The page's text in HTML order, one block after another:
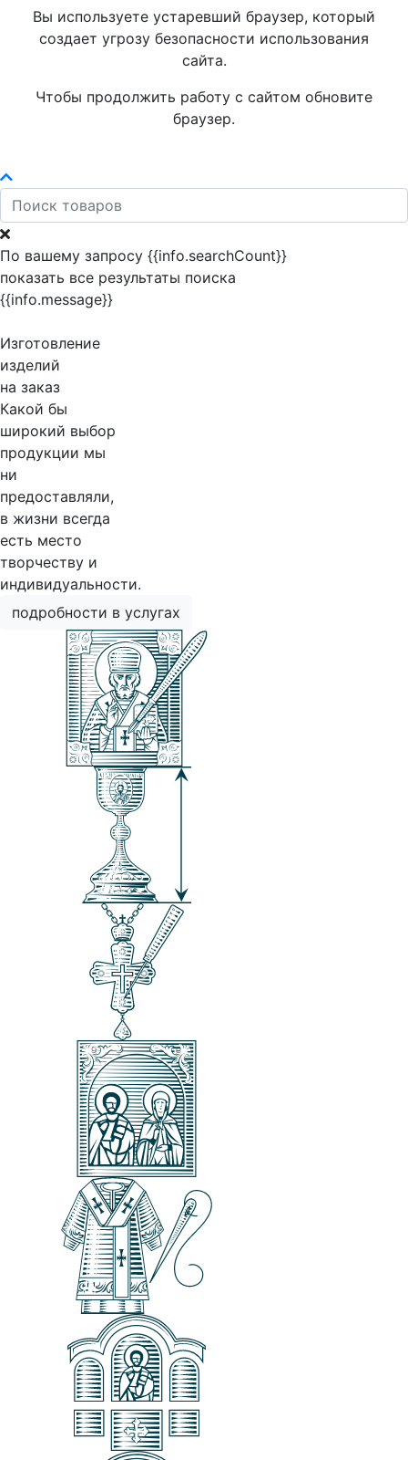
Вы используете устаревший браузер, который
создает угрозу безопасности использования
сайта.
Чтобы продолжить работу с сайтом обновите
браузер.
По вашему запросу {{info.searchCount}}
показать все результаты поиска
{{info.message}}
Изготовление
изделий
на заказ
Какой бы
широкий выбор
продукции мы
ни
предоставляли,
в жизни всегда
есть место
творчеству и
индивидуальности.
подробности в услугах